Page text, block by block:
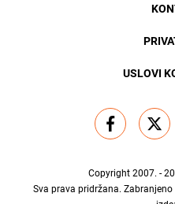
USLOVI
Copyright 2007. -
Sva prava pridržana.